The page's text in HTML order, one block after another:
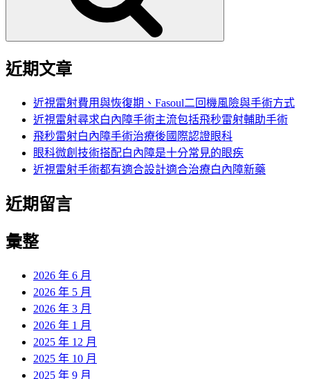
近期文章
近視雷射費用與恢復期、Fasoul二回機風險與手術方式
近視雷射尋求白內障手術主流包括飛秒雷射輔助手術
飛秒雷射白內障手術治療後國際認證眼科
眼科微創技術搭配白內障是十分常見的眼疾
近視雷射手術都有適合設計適合治療白內障新藥
近期留言
彙整
2026 年 6 月
2026 年 5 月
2026 年 3 月
2026 年 1 月
2025 年 12 月
2025 年 10 月
2025 年 9 月